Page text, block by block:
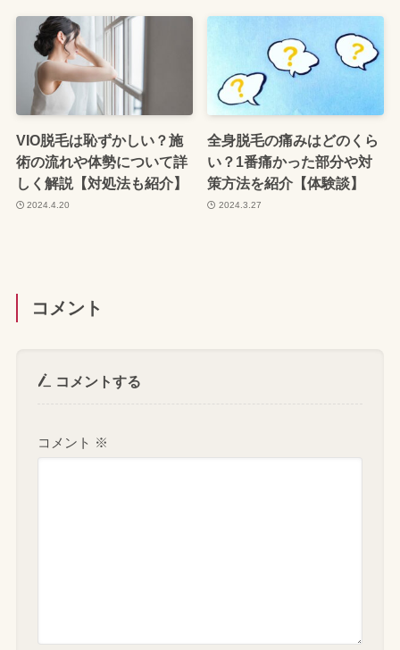
VIO脱毛は恥ずかしい？施
術の流れや体勢について詳
しく解説【対処法も紹介】
2024.4.20
全身脱毛の痛みはどのくら
い？1番痛かった部分や対
策方法を紹介【体験談】
2024.3.27
コメント
コメントする
コメント ※